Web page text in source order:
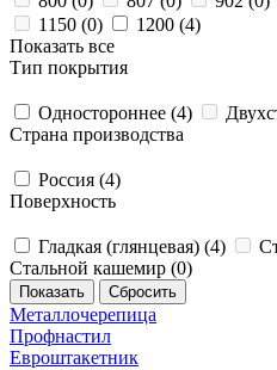
1150 (0) 1200 (4)
Показать все
Тип покрытия
Одностороннее (4)
Страна производства
Россия (4)
Поверхность
Гладкая (глянцевая) (4)
Стальной кашемир (0)
Сбросить
Металлочерепица
Профнастил
Евроштакетник